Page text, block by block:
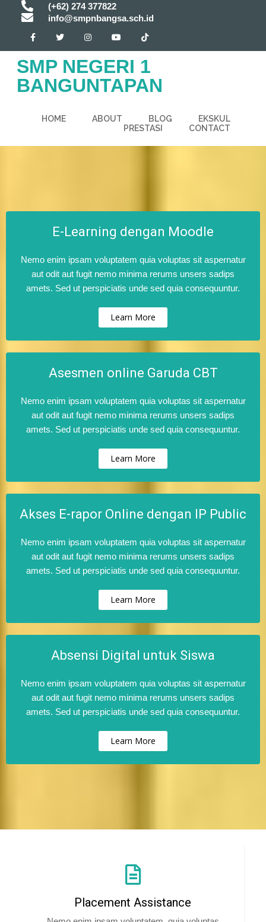
(+62) 274 377822
info@smpnbangsa.sch.id
SMP NEGERI 1
BANGUNTAPAN
HOME ABOUT BLOG
EKSKUL
PRESTASI
CONTACT
E-Learning dengan Moodle
Nemo enim ipsam voluptatem quia voluptas sit aspernatur
aut odit aut fugit nemo minima rerums unsers sadips
amets. Sed ut perspiciatis unde sed quia consequuntur.
Learn More
Asesmen online Garuda CBT
Nemo enim ipsam voluptatem quia voluptas sit aspernatur
aut odit aut fugit nemo minima rerums unsers sadips
amets. Sed ut perspiciatis unde sed quia consequuntur.
Learn More
Akses E-rapor Online dengan IP Public
Nemo enim ipsam voluptatem quia voluptas sit aspernatur
aut odit aut fugit nemo minima rerums unsers sadips
amets. Sed ut perspiciatis unde sed quia consequuntur.
Learn More
Absensi Digital untuk Siswa
Nemo enim ipsam voluptatem quia voluptas sit aspernatur
aut odit aut fugit nemo minima rerums unsers sadips
amets. Sed ut perspiciatis unde sed quia consequuntur.
Learn More
Placement Assistance